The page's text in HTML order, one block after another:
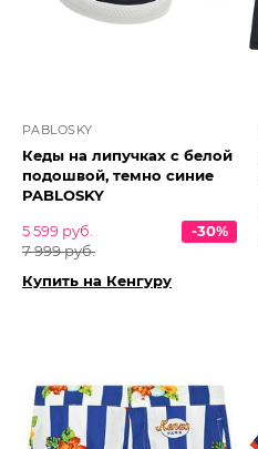
PABLOSKY
Кеды на липучках с белой
подошвой, темно синие
PABLOSKY
5 599 руб.
7 999 руб.
-30%
Купить на Кенгуру